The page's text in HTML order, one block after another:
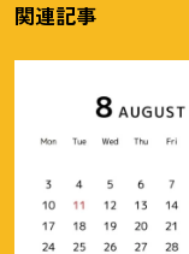
関連記事